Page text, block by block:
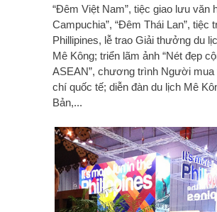
“Đêm Việt Nam”, tiệc giao lưu văn
Campuchia”, “Đêm Thái Lan”, tiệc
Phillipines, lễ trao Giải thưởng du
Mê Kông; triển lãm ảnh “Nét đẹp
ASEAN”, chương trình Người mua
chí quốc tế; diễn đàn du lịch Mê
Bản,...